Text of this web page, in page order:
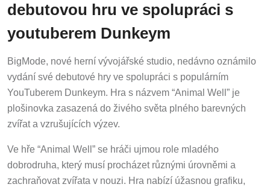
debutovou hru ve spolupráci s
youtuberem Dunkeym
BigMode, nové herní vývojářské studio, nedávno oznámilo
vydání své debutové hry ve spolupráci s populárním
YouTuberem Dunkeym. Hra s názvem “Animal Well” je
plošinovka zasazená do živého světa plného barevných
zvířat a vzrušujících výzev.
Ve hře “Animal Well” se hráči ujmou role mladého
dobrodruha, který musí procházet různými úrovněmi a
zachraňovat zvířata v nouzi. Hra nabízí úžasnou grafiku,